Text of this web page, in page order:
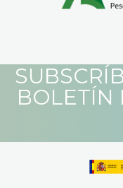
BOLETÍN